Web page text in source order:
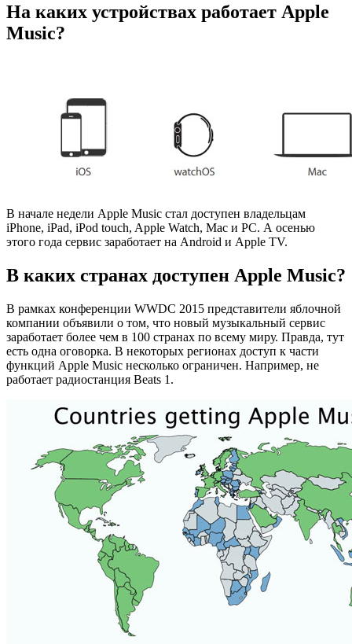
На каких устройствах работает Apple
Music?
В начале недели Apple Music стал доступен владельцам
iPhone, iPad, iPod touch, Apple Watch, Mac и PC. А осенью
этого года сервис заработает на Android и Apple TV.
В каких странах доступен Apple Music?
В рамках конференции WWDC 2015 представители яблочной
компании объявили о том, что новый музыкальный сервис
заработает более чем в 100 странах по всему миру. Правда, тут
есть одна оговорка. В некоторых регионах доступ к части
функций Apple Music несколько ограничен. Например, не
работает радиостанция Beats 1.